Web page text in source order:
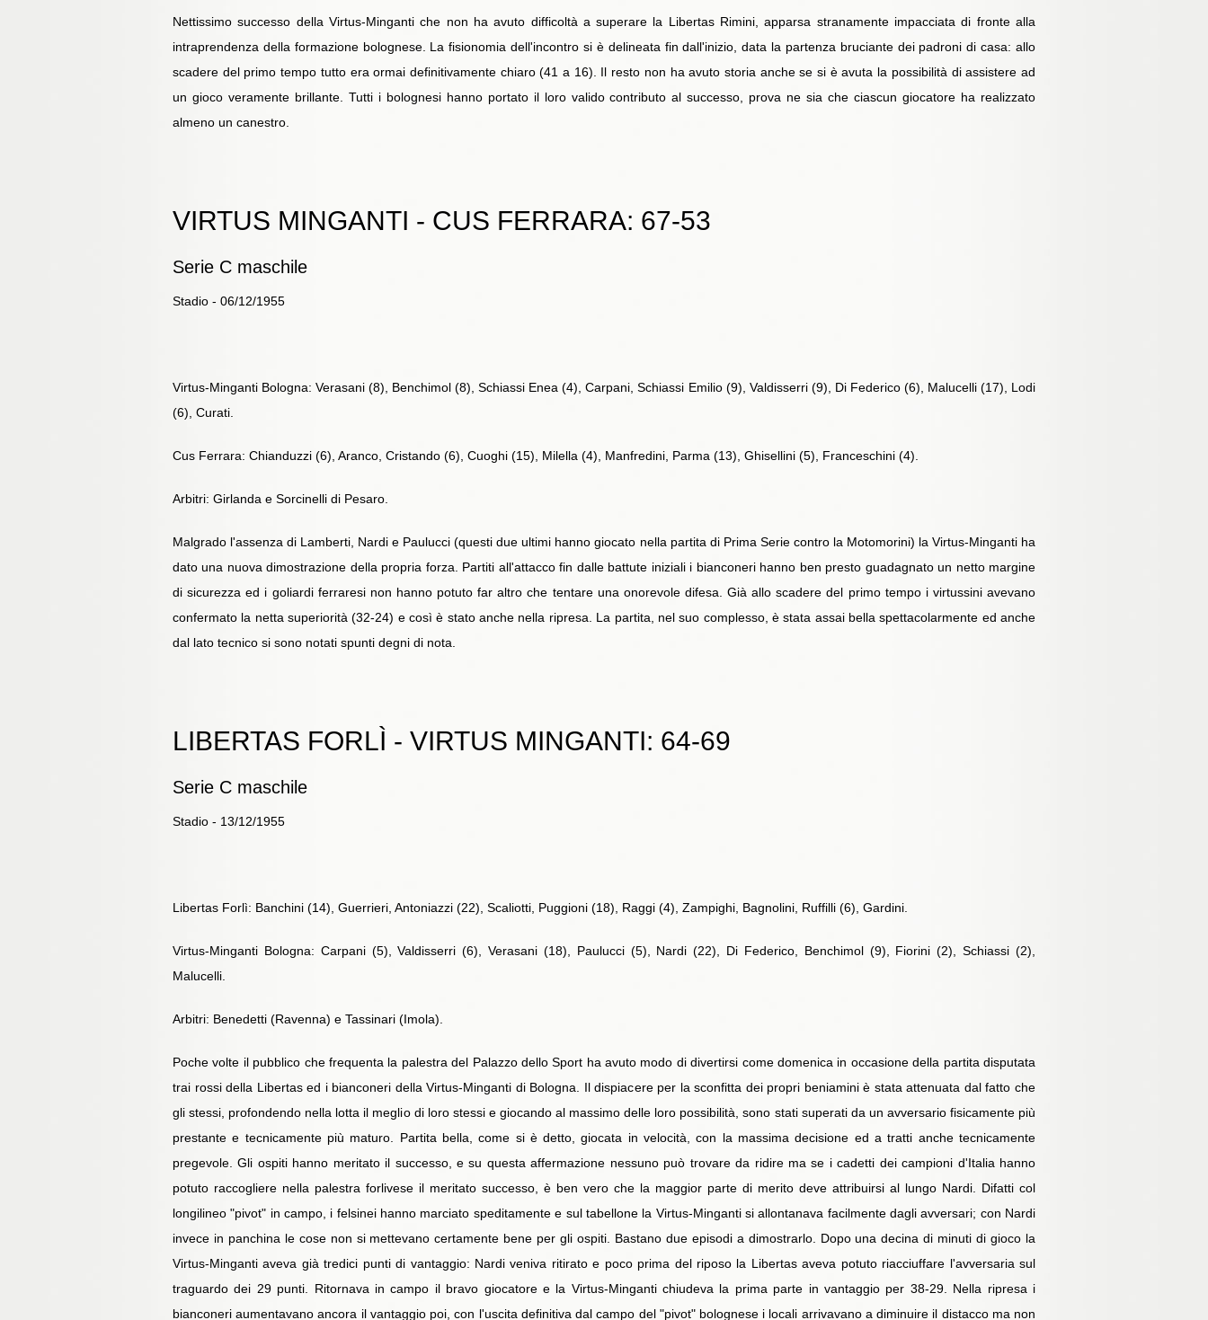
Nettissimo successo della Virtus-Minganti che non ha avuto difficoltà a superare la Libertas Rimini, apparsa stranamente impacciata di fronte alla
intraprendenza della formazione bolognese. La fisionomia dell'incontro si è delineata fin dall'inizio, data la partenza bruciante dei padroni di casa: allo
scadere del primo tempo tutto era ormai definitivamente chiaro (41 a 16). Il resto non ha avuto storia anche se si è avuta la possibilità di assistere ad
un gioco veramente brillante. Tutti i bolognesi hanno portato il loro valido contributo al successo, prova ne sia che ciascun giocatore ha realizzato
almeno un canestro.
VIRTUS MINGANTI - CUS FERRARA: 67-53
Serie C maschile
Stadio - 06/12/1955
Virtus-Minganti Bologna: Verasani (8), Benchimol (8), Schiassi Enea (4), Carpani, Schiassi Emilio (9), Valdisserri (9), Di Federico (6), Malucelli (17), Lodi
(6), Curati.
Cus Ferrara: Chianduzzi (6), Aranco, Cristando (6), Cuoghi (15), Milella (4), Manfredini, Parma (13), Ghisellini (5), Franceschini (4).
Arbitri: Girlanda e Sorcinelli di Pesaro.
Malgrado l'assenza di Lamberti, Nardi e Paulucci (questi due ultimi hanno giocato nella partita di Prima Serie contro la Motomorini) la Virtus-Minganti ha
dato una nuova dimostrazione della propria forza. Partiti all'attacco fin dalle battute iniziali i bianconeri hanno ben presto guadagnato un netto margine
di sicurezza ed i goliardi ferraresi non hanno potuto far altro che tentare una onorevole difesa. Già allo scadere del primo tempo i virtussini avevano
confermato la netta superiorità (32-24) e così è stato anche nella ripresa. La partita, nel suo complesso, è stata assai bella spettacolarmente ed anche
dal lato tecnico si sono notati spunti degni di nota.
LIBERTAS FORLÌ - VIRTUS MINGANTI: 64-69
Serie C maschile
Stadio - 13/12/1955
Libertas Forlì: Banchini (14), Guerrieri, Antoniazzi (22), Scaliotti, Puggioni (18), Raggi (4), Zampighi, Bagnolini, Ruffilli (6), Gardini.
Virtus-Minganti Bologna: Carpani (5), Valdisserri (6), Verasani (18), Paulucci (5), Nardi (22), Di Federico, Benchimol (9), Fiorini (2), Schiassi (2),
Malucelli.
Arbitri: Benedetti (Ravenna) e Tassinari (Imola).
Poche volte il pubblico che frequenta la palestra del Palazzo dello Sport ha avuto modo di divertirsi come domenica in occasione della partita disputata
trai rossi della Libertas ed i bianconeri della Virtus-Minganti di Bologna. Il dispiacere per la sconfitta dei propri beniamini è stata attenuata dal fatto che
gli stessi, profondendo nella lotta il meglio di loro stessi e giocando al massimo delle loro possibilità, sono stati superati da un avversario fisicamente più
prestante e tecnicamente più maturo. Partita bella, come si è detto, giocata in velocità, con la massima decisione ed a tratti anche tecnicamente
pregevole. Gli ospiti hanno meritato il successo, e su questa affermazione nessuno può trovare da ridire ma se i cadetti dei campioni d'Italia hanno
potuto raccogliere nella palestra forlivese il meritato successo, è ben vero che la maggior parte di merito deve attribuirsi al lungo Nardi. Difatti col
longilineo "pivot" in campo, i felsinei hanno marciato speditamente e sul tabellone la Virtus-Minganti si allontanava facilmente dagli avversari; con Nardi
invece in panchina le cose non si mettevano certamente bene per gli ospiti. Bastano due episodi a dimostrarlo. Dopo una decina di minuti di gioco la
Virtus-Minganti aveva già tredici punti di vantaggio: Nardi veniva ritirato e poco prima del riposo la Libertas aveva potuto riacciuffare l'avversaria sul
traguardo dei 29 punti. Ritornava in campo il bravo giocatore e la Virtus-Minganti chiudeva la prima parte in vantaggio per 38-29. Nella ripresa i
bianconeri aumentavano ancora il vantaggio poi, con l'uscita definitiva dal campo del "pivot" bolognese i locali arrivavano a diminuire il distacco ma non